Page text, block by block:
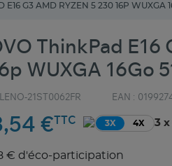
E16 G3 AMD RYZEN 5 230 16P WUXGA
ThinkPad E16
WUXGA 16Go
LENO-21ST0062FR EAN :
€TTC 3X 4X 3
€ d'éco-participation